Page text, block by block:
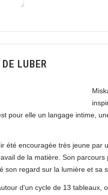
LUBER
pour elle un langage intime,
été encouragée très jeune
de la matière. Son
son regard sur la lumière et sa
d'un cycle de 13